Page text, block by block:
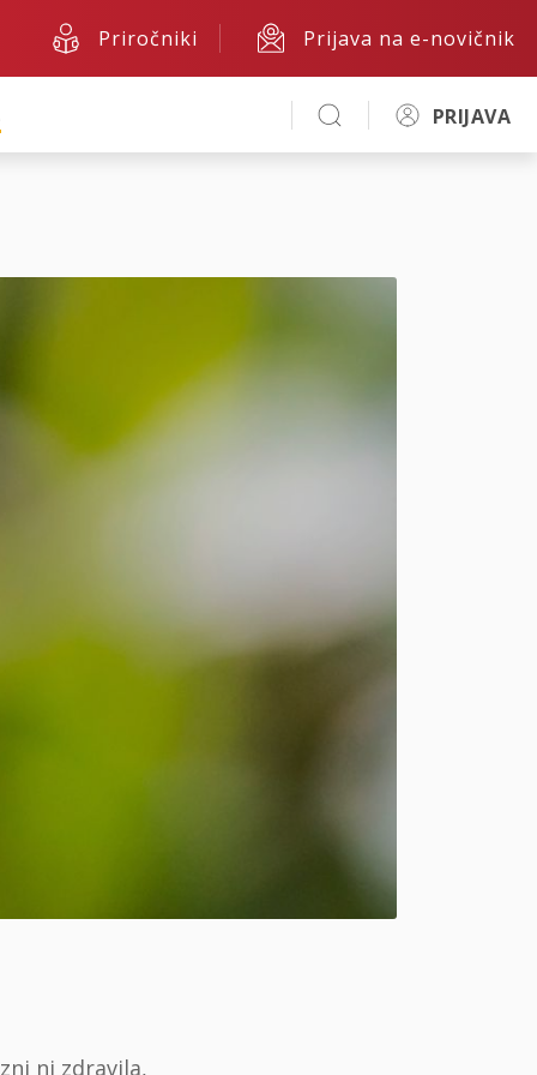
Priročniki Prijava na e-novičnik
PRIJAVA
ni zdravila,